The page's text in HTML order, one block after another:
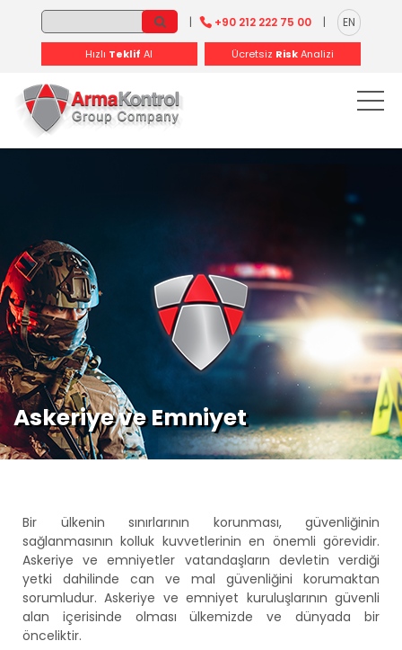
-- -
| +90 212 222 75 00 | EN
Hızlı Teklif Al Ücretsiz RiskAnalizi
Askeriye ve Emniyet
Bir ülkenin sınırlarının korunması, güvenliğinin
sağlanmasının kolluk kuvvetlerinin en önemli görevidir.
Askeriye ve emniyetler vatandaşların devletin verdiği
yetki dahilinde can ve mal güvenliğini korumaktan
sorumludur. Askeriye ve emniyet kuruluşlarının güvenli
alan içerisinde olması ülkemizde ve dünyada bir
önceliktir.